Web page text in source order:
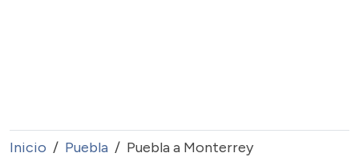
Inicio Puebla Puebla a Monterrey